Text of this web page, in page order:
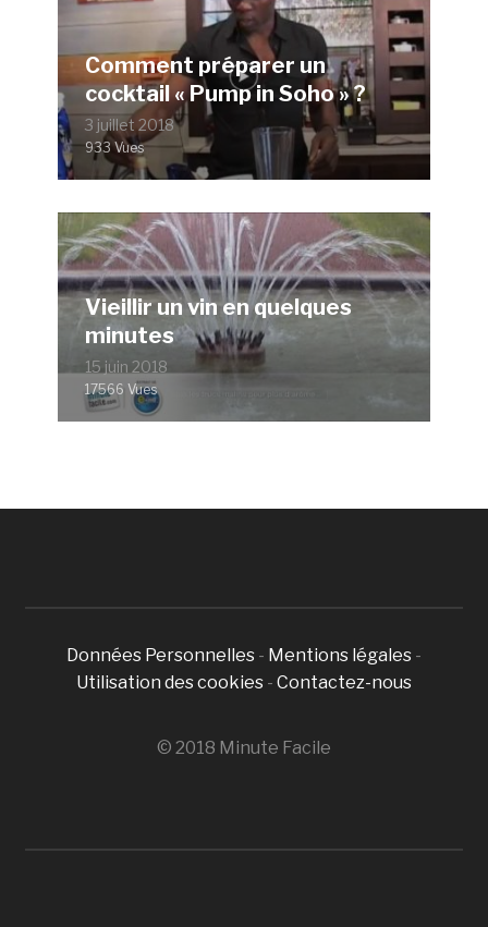
Comment préparer un
cocktail « Pump in Soho » ?
3 juillet 2018
933 Vues
Vieillir un vin en quelques
minutes
15 juin 2018
17566 Vues
Données Personnelles - Mentions légales -
Utilisation des cookies - Contactez-nous
© 2018 Minute Facile